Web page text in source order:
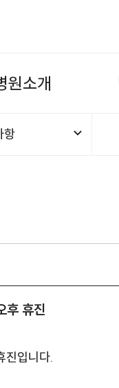
원소개
항
안내] 내과
후 휴진
진입니다.